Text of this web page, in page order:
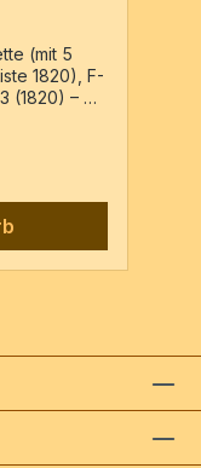
(mit 5
1820), F-
(1820) –
c1820